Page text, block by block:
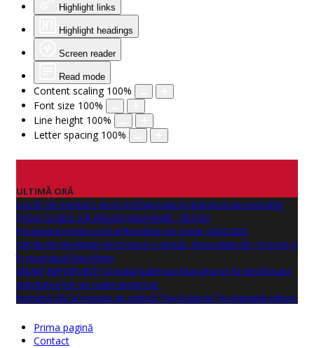
Highlight links
Highlight headings
Screen reader
Read mode
Content scaling 100%
Font size 100%
Line height 100%
Letter spacing 100%
ULTIMĂ ORĂ
Lucrări de montare grinzi prefabricate la obiectivul de investitie
PASAJ CLUBUL VĂCARILOR (BAIA MARE - RECEA)
Programul pentru școli al României an școlar 2024-2025
Cărțile de identitate electronice și simple, disponibile din 10 iunie și
în municipiul Baia Mare
ANUNŢ IMPORTANT! Consiliul Județean Maramureș își desfășoară
activitatea într-un sediu temporar.
Numărul 262 al revistei de cultură "Nord Literar" își așteaptă cititorii
Prima pagină
Contact